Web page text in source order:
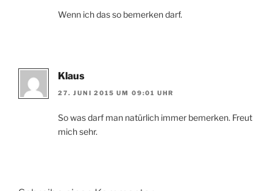
Wenn ich das so bemerken darf.
Klaus
27. JUNI 2015 UM 09:01 UHR
So was darf man natürlich immer bemerken. Freut
mich sehr.